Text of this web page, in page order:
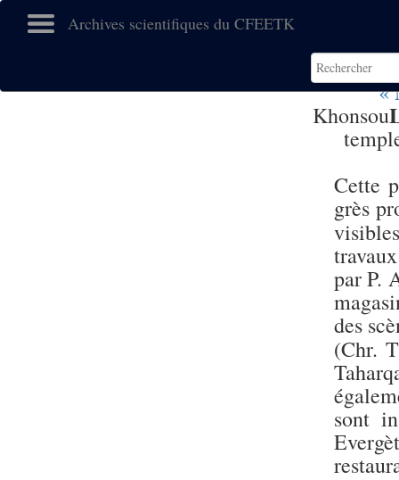
Archives scientifiques du CFEETK
«
Khonsou
Cette
grès
par P.
des
(Chr.
sont